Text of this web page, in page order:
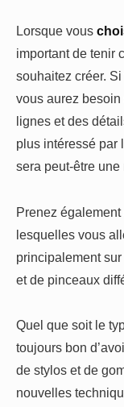
Lorsque vous
important de tenir
souhaitez créer.
vous aurez
lignes et des
plus intéressé par
sera peut-être
Prenez
lesquelles vous
principalement
et de pinceaux
Quel que soit le
toujours bon
de stylos et de
nouvelles